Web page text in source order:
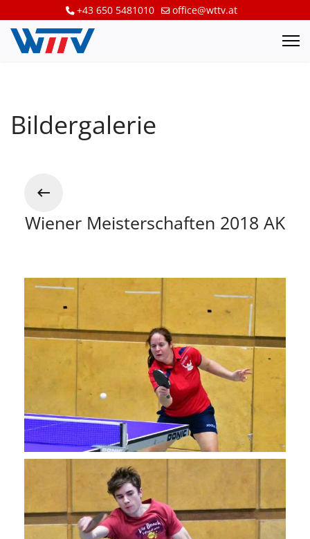
+43 650 5481010 office@wttv.at
Bildergalerie
Wiener Meisterschaften 2018 AK